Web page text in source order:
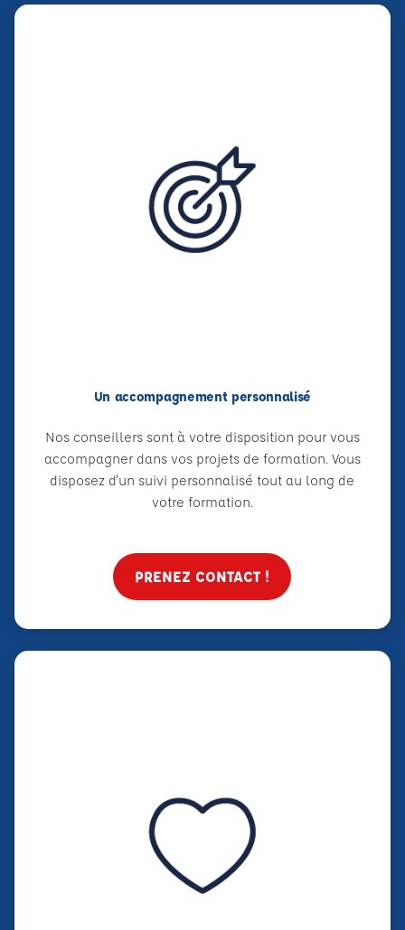
Un accompagnement personnalisé
Nos conseillers sont à votre disposition pour vous
accompagner dans vos projets de formation. Vous
disposez d'un suivi personnalisé tout au long de
votre formation.
PRENEZ CONTACT !